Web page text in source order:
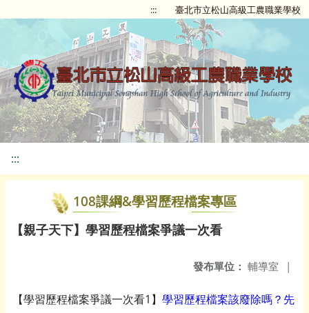
::: 臺北市立松山高級工農職業學校
:::
108課綱&學習歷程檔案專區
【親子天下】學習歷程檔案爭議一次看
發布單位： 輔導室 |
【學習歷程檔案爭議一次看1】 學習歷程檔案該廢除嗎？先